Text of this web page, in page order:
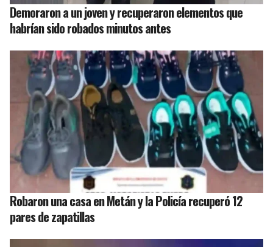
Demoraron a un joven y recuperaron elementos que
habrían sido robados minutos antes
Robaron una casa en Metán y la Policía recuperó 12
pares de zapatillas